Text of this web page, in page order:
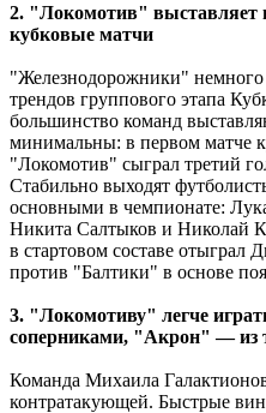
2. "Локомотив" выставляет
кубковые матчи
"Железнодорожники"
трендов группового этапа
большинство команд
минимальны: в первом матче
"Локомотив" сыграл третий
Стабильно выходят
основными в чемпионате:
Никита Салтыков и Николай
в стартовом составе отыграл
против "Балтики" в основе
3. "Локомотиву" легче
соперниками, "Акрон" — из
Команда Михаила
контратакующей. Быстрые